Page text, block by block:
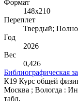
Формат
148х210
Переплет
Твердый;
Год
2026
Вес
0,426
Библиографическая
К19 Курс общей
Москва ; Вологда :
табл.